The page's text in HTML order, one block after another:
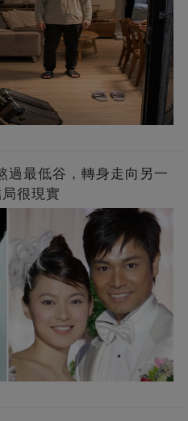
過最低谷，轉身走向另一
很現實